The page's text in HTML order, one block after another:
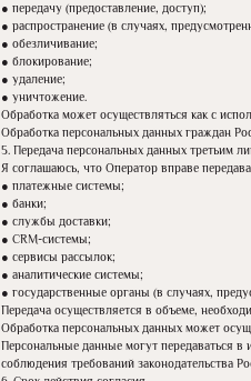
● передачу (предоставление, доступ);
● распространение (в случаях,
● обезличивание;
● блокирование;
● удаление;
● уничтожение.
Обработка может осуществляться как с
Обработка персональных данных граждан
5. Передача персональных данных третьим
Я соглашаюсь, что Оператор вправе
● платежные системы;
● банки;
● службы доставки;
● CRM-системы;
● сервисы рассылок;
● аналитические системы;
● государственные органы (в случаях,
Передача осуществляется в объеме,
Обработка персональных данных может
Персональные данные могут передаваться в
соблюдения требований законодательства